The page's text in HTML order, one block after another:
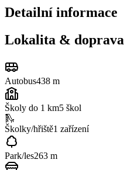
Detailní informace
Lokalita & doprava
Autobus438 m
Školy do 1 km5 škol
🛝
Školky/hřiště1 zařízení
Park/les263 m